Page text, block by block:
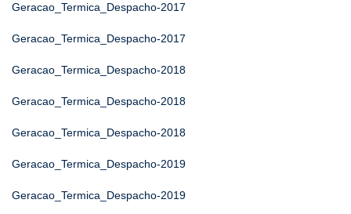
Geracao_Termica_Despacho-2017
Geracao_Termica_Despacho-2017
Geracao_Termica_Despacho-2018
Geracao_Termica_Despacho-2018
Geracao_Termica_Despacho-2018
Geracao_Termica_Despacho-2019
Geracao_Termica_Despacho-2019